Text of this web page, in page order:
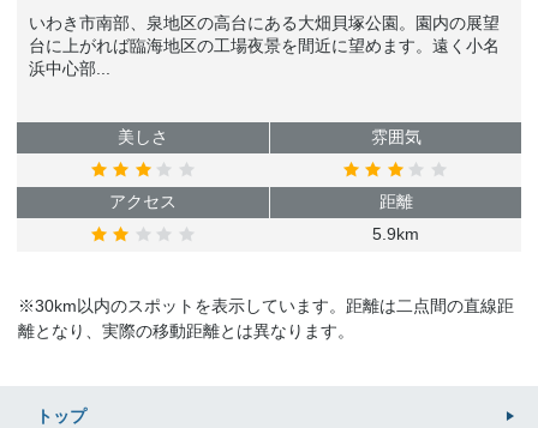
いわき市南部、泉地区の高台にある大畑貝塚公園。園内の展望
台に上がれば臨海地区の工場夜景を間近に望めます。遠く小名
浜中心部...
美しさ 雰囲気
アクセス
距離
5.9km
※30km以内のスポットを表示しています。距離は二点間の直線距
離となり、実際の移動距離とは異なります。
トップ